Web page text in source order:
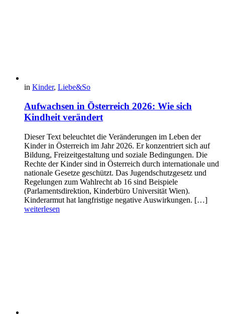
in Kinder, Liebe&So
Aufwachsen in Österreich 2026: Wie sich
Kindheit verändert
Dieser Text beleuchtet die Veränderungen im Leben der
Kinder in Österreich im Jahr 2026. Er konzentriert sich auf
Bildung, Freizeitgestaltung und soziale Bedingungen. Die
Rechte der Kinder sind in Österreich durch internationale und
nationale Gesetze geschützt. Das Jugendschutzgesetz und
Regelungen zum Wahlrecht ab 16 sind Beispiele
(Parlamentsdirektion, Kinderbüro Universität Wien).
Kinderarmut hat langfristige negative Auswirkungen. […]
weiterlesen